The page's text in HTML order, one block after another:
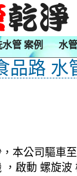
水管 案例 水
品路 水
本公司驅車
，啟動 螺旋